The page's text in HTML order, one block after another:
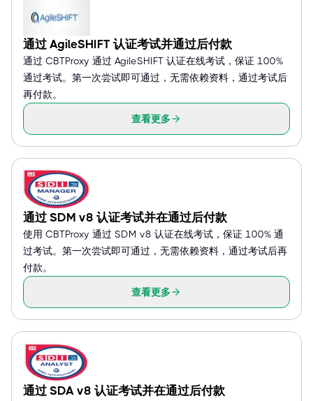
通过 AgileSHIFT 认证考试并通过后付款
通过 CBTProxy 通过 AgileSHIFT 认证在线考试，保证 100%
通过考试。第一次尝试即可通过，无需依赖资料，通过考试后
再付款。
查看更多
通过 SDM v8 认证考试并在通过后付款
使用 CBTProxy 通过 SDM v8 认证在线考试，保证 100% 通
过考试。第一次尝试即可通过，无需依赖资料，通过考试后再
付款。
查看更多
通过 SDA v8 认证考试并在通过后付款